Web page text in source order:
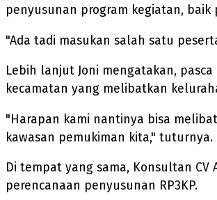
penyusunan program kegiatan,
"Ada tadi masukan salah satu
Lebih lanjut Joni mengatakan,
kecamatan yang melibatkan
"Harapan kami nantinya bisa
kawasan pemukiman kita," tuturnya.
Di tempat yang sama, Konsultan
perencanaan penyusunan RP3KP.